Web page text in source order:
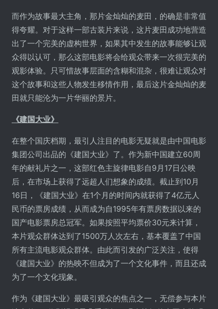
而作为故事最大主角，那片金灿灿的麦田，的确是非常值
得夸耀。对于这样一部古装片来说，这片麦田成功地营造
出了一个完美的虚构世界，如果其中发生的故事能够让观
众得以认可，那么这部电影将会给观众带来一次很完美的
观影体验。只可惜故事层面的含糊和混杂，很难让观众对
这个故事和这些人物发生移情作用，最后这片金灿灿的麦
田就只能沦为一片华丽的景片。
《建国大业》
在整个国庆档期，最引人注目的电影无疑就是由中国电影
集团公司出品的《建国大业》了。作为新中国建立60周
年的献礼片之一，这部红色主旋律电影自9月17日公映
后，在市场上获得了远超人们想象的成绩。截止到10月
16日，《建国大业》在1个月的时间内就获得了4亿元人
民币的票房成绩，从而成为自1995年有票房数据以来的
国产电影票房总冠军。如果按照平均票价30元来计算，
本片观众群体达到了1500万人次左右，基本覆盖了中国
所有主流电影观众群体。由此而引发的广泛关注，使得
《建国大业》的热映不但成为了一个文化事件，而且还成
为了一个文化现象。
作为《建国大业》最吸引观众的焦点之一，无偿参与本片